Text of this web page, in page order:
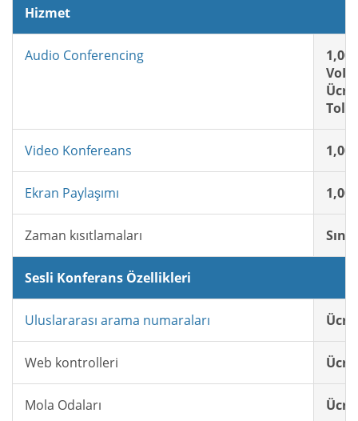
Hizmet
Audio Conferencing
Toll-
Video Konfereans
Ekran Paylaşımı
Zaman kısıtlamaları
Sesli Konferans Özellikleri
Uluslararası arama numaraları
Web kontrolleri
Mola Odaları